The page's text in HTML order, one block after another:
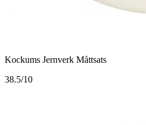
Kockums Jernverk Måttsats
38.5/10